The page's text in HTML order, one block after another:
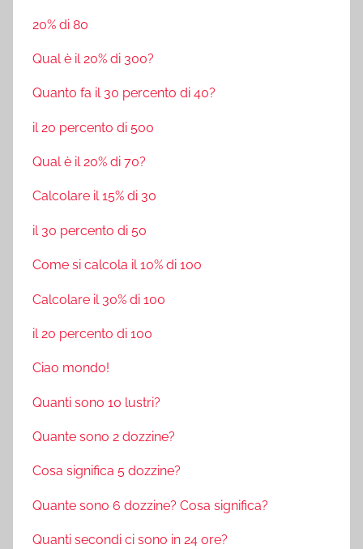
20% di 80
Qual è il 20% di 300?
Quanto fa il 30 percento di 40?
il 20 percento di 500
Qual è il 20% di 70?
Calcolare il 15% di 30
il 30 percento di 50
Come si calcola il 10% di 100
Calcolare il 30% di 100
il 20 percento di 100
Ciao mondo!
Quanti sono 10 lustri?
Quante sono 2 dozzine?
Cosa significa 5 dozzine?
Quante sono 6 dozzine? Cosa significa?
Quanti secondi ci sono in 24 ore?